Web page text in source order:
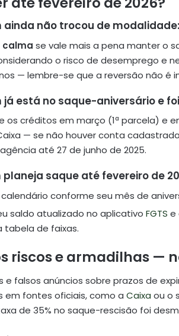
ainda não trocou de modalidade:
calma se vale mais a pena manter o
o risco de desemprego e
— lembre-se que a reversão não é
já está no saque-aniversário e
os créditos em março (1ª parcela) e
— se não houver conta
até 27 de junho de 2025.
saque até fevereiro de
conforme seu mês de
saldo atualizado no aplicativo FGTS e
tabela de faixas.
riscos e armadilhas —
e falsos anúncios sobre prazos de
em fontes oficiais, como a Caixa ou o
de 35% no saque-rescisão foi